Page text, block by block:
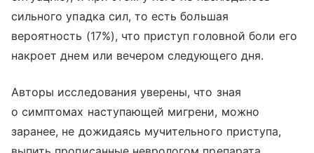
сильного упадка сил, то есть большая
вероятность (17%), что приступ головной боли его
накроет днем или вечером следующего дня.
Авторы исследования уверены, что зная
о симптомах наступающей мигрени, можно
заранее, не дожидаясь мучительного приступа,